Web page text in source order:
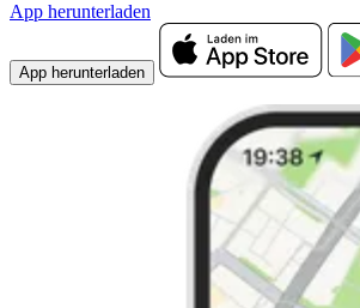
App herunterladen
App herunterladen